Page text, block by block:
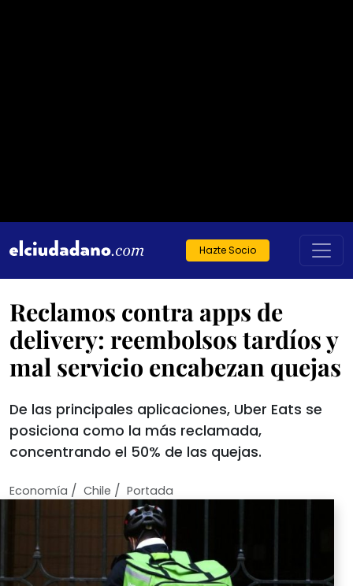
Hazte Socio
Reclamos contra apps de
delivery: reembolsos tardíos y
mal servicio encabezan quejas
De las principales aplicaciones, Uber Eats se
posiciona como la más reclamada,
concentrando el 50% de las quejas.
Economí­a / Chile / Portada